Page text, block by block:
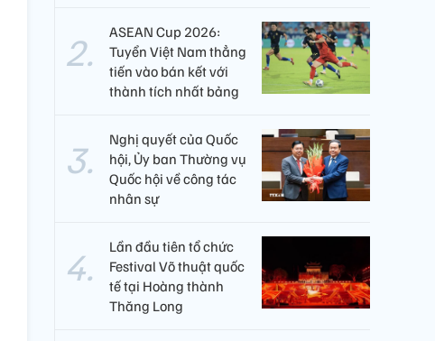
ASEAN Cup 2026:
Tuyển Việt Nam thẳng
tiến vào bán kết với
thành tích nhất bảng
Nghị quyết của Quốc
hội, Ủy ban Thường vụ
Quốc hội về công tác
nhân sự
Lần đầu tiên tổ chức
Festival Võ thuật quốc
tế tại Hoàng thành
Thăng Long